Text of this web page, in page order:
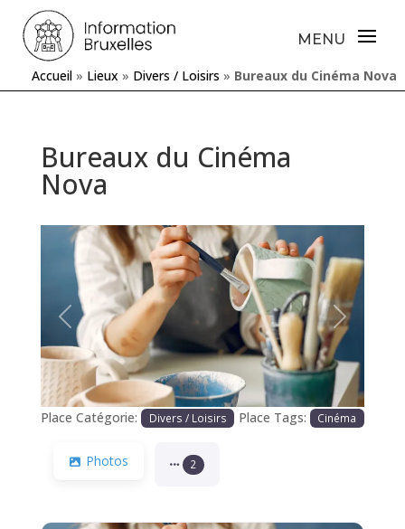
Accueil » Lieux » Divers / Loisirs » Bureaux du Cinéma Nova
Bureaux du Cinéma
Nova
Précédente Prochaine
Place Catégorie: Divers / Loisirs Place Tags: Cinéma
Photos 2